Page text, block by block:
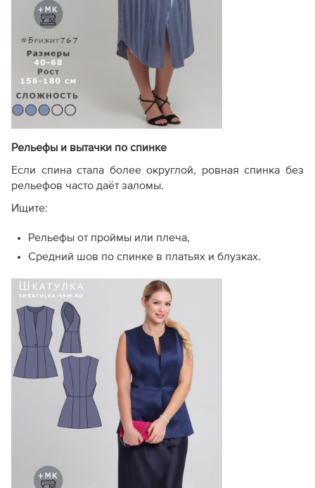
Рельефы и вытачки по спинке
Если спина стала более округлой, ровная спинка без
рельефов часто даёт заломы.
Ищите:
Рельефы от проймы или плеча,
Средний шов по спинке в платьях и блузках.